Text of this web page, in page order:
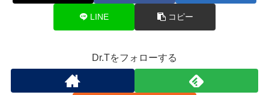
LINE コピー
Dr.Tをフォローする